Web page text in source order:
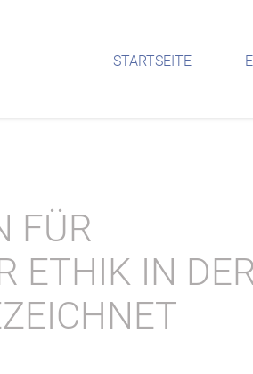
STARTSEITE
FÜR
ETHIK IN